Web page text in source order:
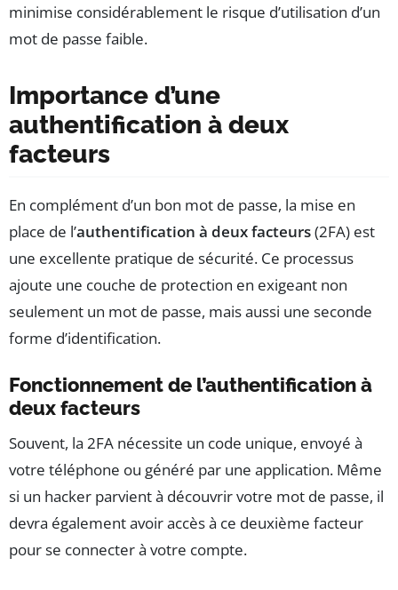
minimise considérablement le risque d’utilisation d’un
mot de passe faible.
Importance d’une
authentification à deux
facteurs
En complément d’un bon mot de passe, la mise en
place de l’authentification à deux facteurs(2FA) est
une excellente pratique de sécurité. Ce processus
ajoute une couche de protection en exigeant non
seulement un mot de passe, mais aussi une seconde
forme d’identification.
Fonctionnement de l’authentification à
deux facteurs
Souvent, la 2FA nécessite un code unique, envoyé à
votre téléphone ou généré par une application. Même
si un hacker parvient à découvrir votre mot de passe, il
devra également avoir accès à ce deuxième facteur
pour se connecter à votre compte.